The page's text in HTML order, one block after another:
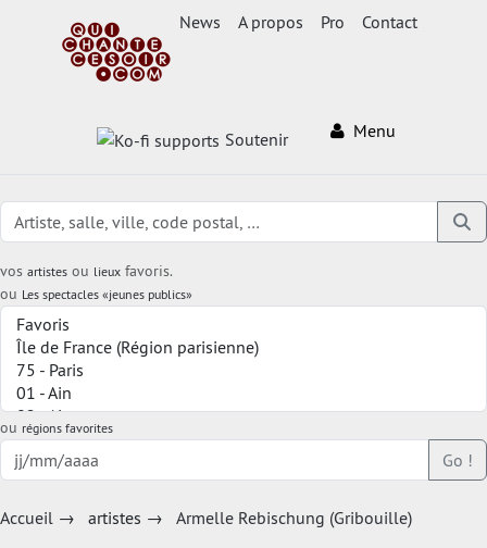
News A propos Pro Contact
Soutenir Menu
vos artistes ou lieux favoris.
ou Les spectacles «jeunes publics»
ou régions favorites
Go !
Accueil → artistes → Armelle Rebischung (Gribouille)